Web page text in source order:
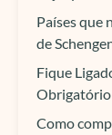
Países que
de
Fique
Obrigatório
Como